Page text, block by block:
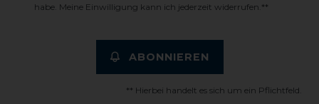
habe. Meine Einwilligung kann ich jederzeit widerrufen.**
ABONNIEREN
** Hierbei handelt es sich um ein Pflichtfeld.